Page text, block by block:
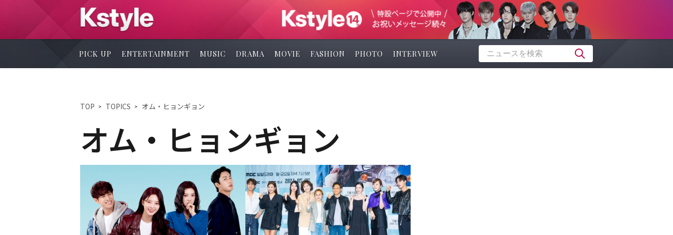
PICK UP ENTERTAINMENT MUSIC DRAMA MOVIE FASHION PHOTO INTERVIEW
TOP TOPICS オム・ヒョンギョン
オム・ヒョンギョン